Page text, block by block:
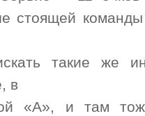
стоящей
такие же
в
«А», и там